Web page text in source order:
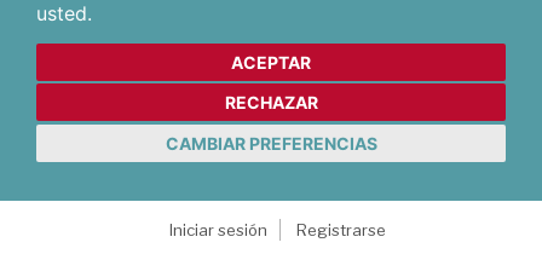
usted.
ACEPTAR
RECHAZAR
CAMBIAR PREFERENCIAS
Iniciar sesión
Registrarse